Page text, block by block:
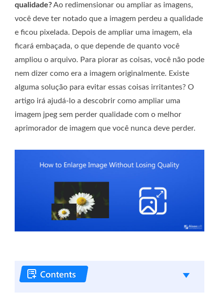
qualidade?Ao redimensionar ou ampliar as imagens,
você deve ter notado que a imagem perdeu a qualidade
e ficou pixelada. Depois de ampliar uma imagem, ela
ficará embaçada, o que depende de quanto você
ampliou o arquivo. Para piorar as coisas, você não pode
nem dizer como era a imagem originalmente. Existe
alguma solução para evitar essas coisas irritantes? O
artigo irá ajudá-lo a descobrir como ampliar uma
imagem jpeg sem perder qualidade com o melhor
aprimorador de imagem que você nunca deve perder.